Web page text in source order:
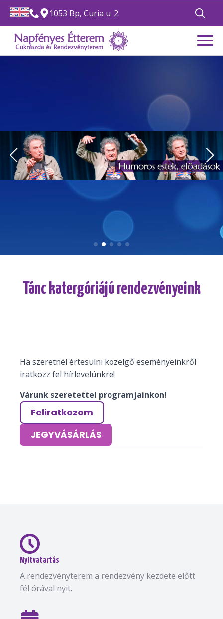
1053 Bp, Curia u. 2.
for:
Tánc katergóriájú rendezvényeink
Ha szeretnél értesülni közelgő eseményeinkről
iratkozz fel hírlevelünkre!
Várunk szeretettel programjainkon!
Feliratkozom
JEGYVÁSÁRLÁS
Nyitvatartás
A rendezvényterem a rendezvény kezdete előtt
fél órával nyit.